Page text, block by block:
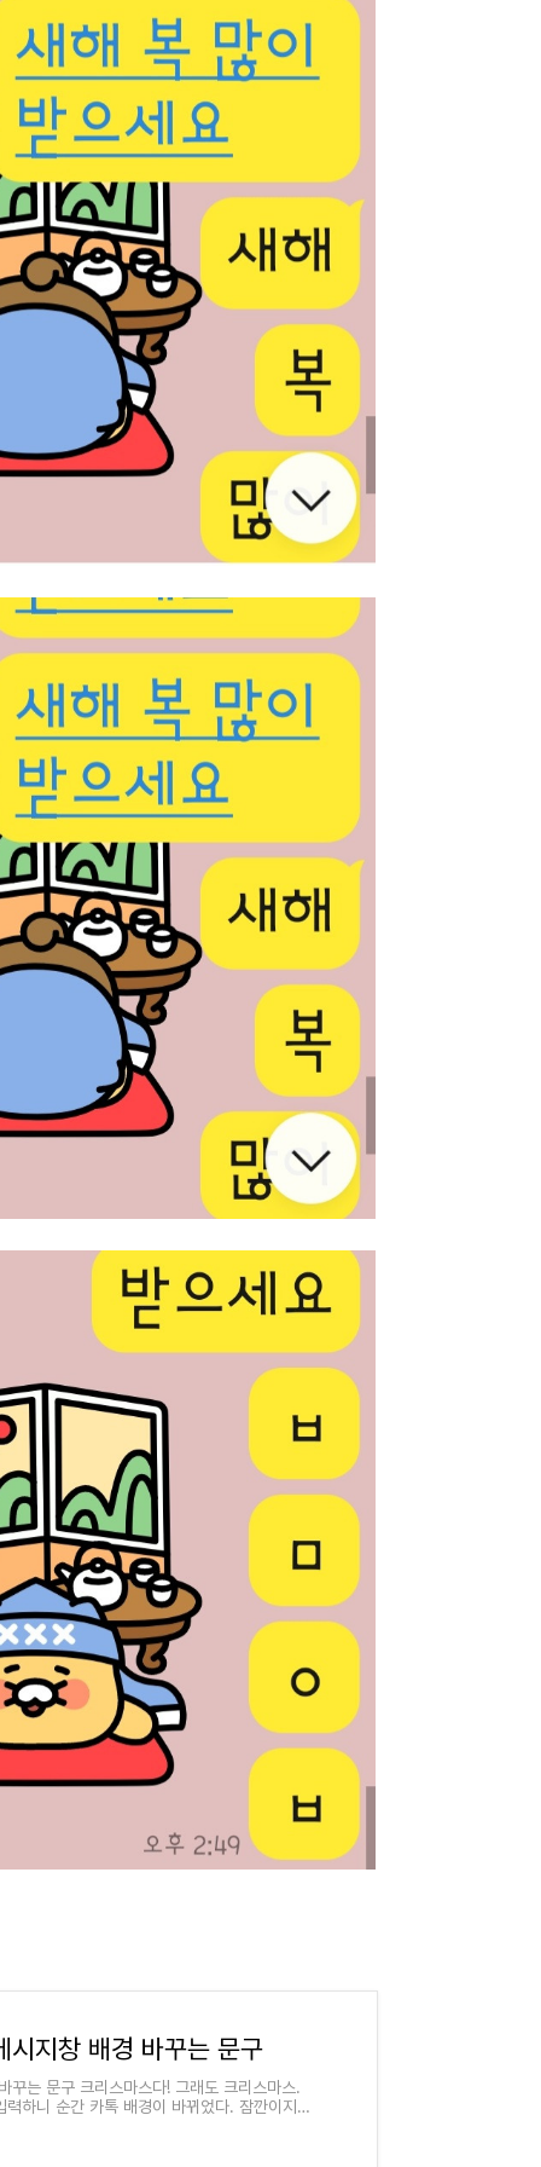
지창 배경 바꾸는 문구
꾸는 문구 크리스마스다! 그래도 크리스마스.
하니 순간 카톡 배경이 바뀌었다. 잠깐이지만